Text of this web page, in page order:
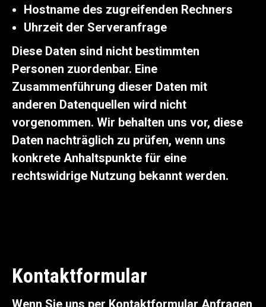
Hostname des zugreifenden Rechners
Uhrzeit der Serveranfrage
Diese Daten sind nicht bestimmten
Personen zuordenbar. Eine
Zusammenführung dieser Daten mit
anderen Datenquellen wird nicht
vorgenommen. Wir behalten uns vor, diese
Daten nachträglich zu prüfen, wenn uns
konkrete Anhaltspunkte für eine
rechtswidrige Nutzung bekannt werden.
Kontaktformular
Wenn Sie uns per Kontaktformular Anfragen